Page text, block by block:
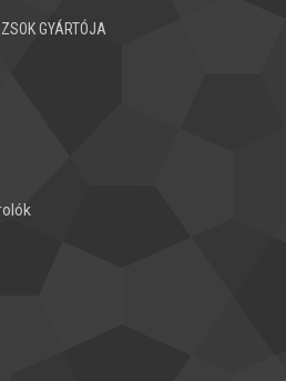
GYÁRTÓJA